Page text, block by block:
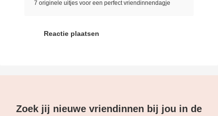
7 originele uitjes voor een perfect vriendinnendagje
Reactie plaatsen
Zoek jij nieuwe vriendinnen bij jou in de